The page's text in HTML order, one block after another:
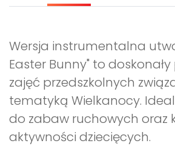
Wersja instrumentalna
Easter Bunny" to
zajęć przedszkolnych
tematyką Wielkanocy.
do zabaw ruchowych oraz
aktywności dziecięcych.